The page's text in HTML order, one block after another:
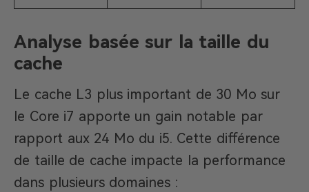
Analyse basée sur la taille du
cache
Le cache L3 plus important de 30 Mo sur
le Core i7 apporte un gain notable par
rapport aux 24 Mo du i5. Cette différence
de taille de cache impacte la performance
dans plusieurs domaines :